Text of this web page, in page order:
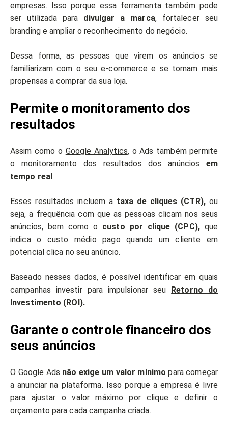
empresas. Isso porque essa ferramenta também pode
ser utilizada para divulgar a marca, fortalecer seu
branding e ampliar o reconhecimento do negócio.
Dessa forma, as pessoas que virem os anúncios se
familiarizam com o seu e-commerce e se tornam mais
propensas a comprar da sua loja.
Permite o monitoramento dos
resultados
Assim como o Google Analytics, o Ads também permite
o monitoramento dos resultados dos anúncios em
tempo real .
Esses resultados incluem a taxa de cliques (CTR),ou
seja, a frequência com que as pessoas clicam nos seus
anúncios, bem como o custo por clique (CPC),que
indica o custo médio pago quando um cliente em
potencial clica no seu anúncio.
Baseado nesses dados, é possível identificar em quais
campanhas investir para impulsionar seu
Retorno do
Investimento (ROI).
Garante o controle financeiro dos
seus anúncios
O Google Ads não exige um valor mínimo para começar
a anunciar na plataforma. Isso porque a empresa é livre
para ajustar o valor máximo por clique e definir o
orçamento para cada campanha criada.